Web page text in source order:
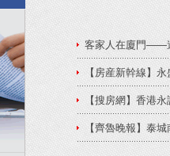
客家人在廈門——
【房産新幹線】
【搜房網】香港
【齊魯晚報】泰